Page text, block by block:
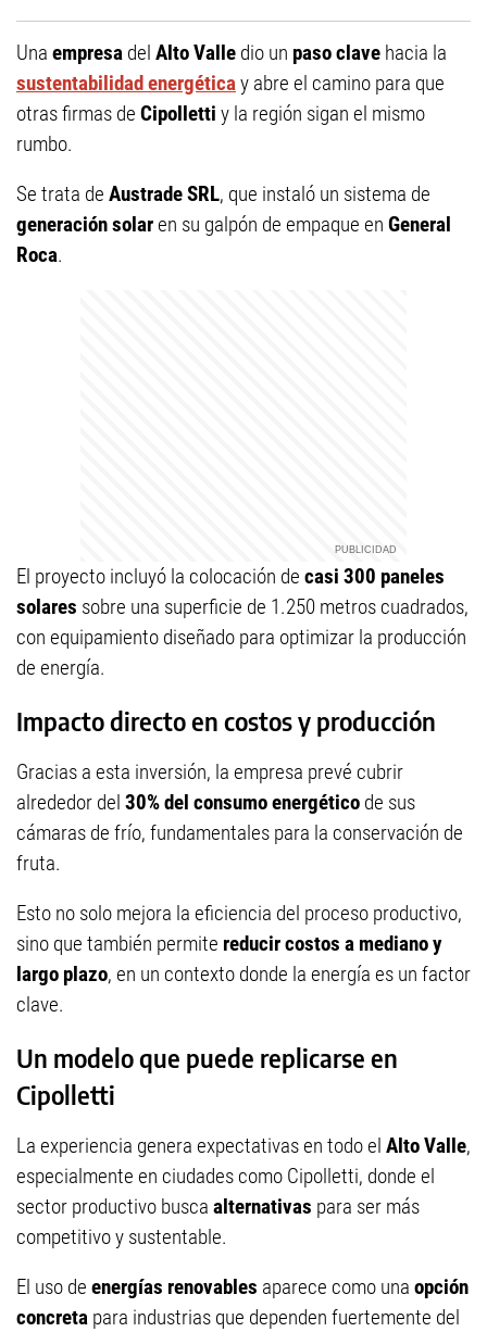
Una empresa del Alto Valle dio un paso clave hacia la
sustentabilidad energéticay abre el camino para que
otras firmas de Cipolletti y la región sigan el mismo
rumbo.
Se trata de Austrade SRL, que instaló un sistema de
generación solaren su galpón de empaque en General
Roca.
El proyecto incluyó la colocación de casi 300 paneles
solares sobre una superficie de 1.250 metros cuadrados,
con equipamiento diseñado para optimizar la producción
de energía.
Impacto directo en costos y producción
Gracias a esta inversión, la empresa prevé cubrir
alrededor del 30% del consumo energético de sus
cámaras de frío, fundamentales para la conservación de
fruta.
Esto no solo mejora la eficiencia del proceso productivo,
sino que también permite reducir costos a mediano y
largo plazo, en un contexto donde la energía es un factor
clave.
Un modelo que puede replicarse en
Cipolletti
La experiencia genera expectativas en todo el Alto Valle,
especialmente en ciudades como Cipolletti, donde el
sector productivo busca alternativas para ser más
competitivo y sustentable.
El uso de energías renovables aparece como una opción
concreta para industrias que dependen fuertemente del